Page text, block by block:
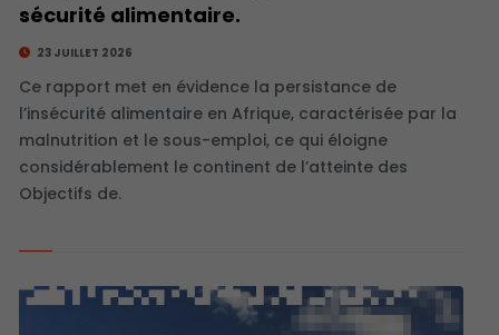
sécurité alimentaire.
23 JUILLET 2026
Ce rapport met en évidence la persistance de
l’insécurité alimentaire en Afrique, caractérisée par la
malnutrition et le sous-emploi, ce qui éloigne
considérablement le continent de l’atteinte des
Objectifs de.